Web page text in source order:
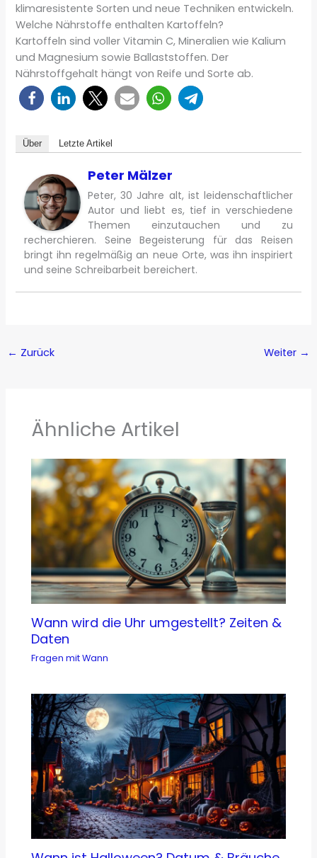
klimaresistente Sorten und neue Techniken entwickeln.
Welche Nährstoffe enthalten Kartoffeln?
Kartoffeln sind voller Vitamin C, Mineralien wie Kalium
und Magnesium sowie Ballaststoffen. Der
Nährstoffgehalt hängt von Reife und Sorte ab.
Über Letzte Artikel
Peter Mälzer
Peter, 30 Jahre alt, ist leidenschaftlicher
Autor und liebt es, tief in verschiedene
Themen einzutauchen und zu
recherchieren. Seine Begeisterung für das Reisen
bringt ihn regelmäßig an neue Orte, was ihn inspiriert
und seine Schreibarbeit bereichert.
← Zurück Weiter →
Ähnliche Artikel
Wann wird die Uhr umgestellt? Zeiten &
Daten
Fragen mit Wann